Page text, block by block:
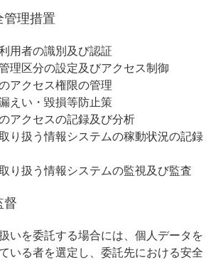
理措置
用者の識別及び認証
理区分の設定及びアクセス制御
アクセス権限の管理
えい・毀損等防止策
アクセスの記録及び分析
り扱う情報システムの稼動状況の記録
り扱う情報システムの監視及び監査
いを委託する場合には、個人データを
いる者を選定し、委託先における安全